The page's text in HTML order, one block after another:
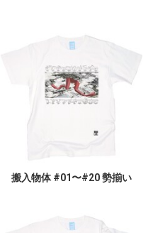
搬入物体 #01〜#20 勢揃い